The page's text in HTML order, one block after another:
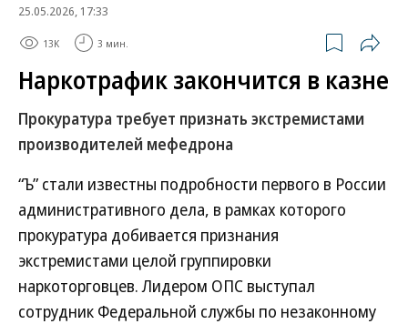
25.05.2026, 17:33
13K 3 мин.
Наркотрафик закончится в казне
Прокуратура требует признать экстремистами
производителей мефедрона
“Ъ” стали известны подробности первого в России
административного дела, в рамках которого
прокуратура добивается признания
экстремистами целой группировки
наркоторговцев. Лидером ОПС выступал
сотрудник Федеральной службы по незаконному